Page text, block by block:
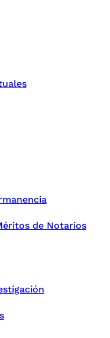
de Notarios